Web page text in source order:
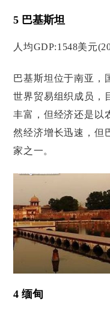
5 巴基斯坦
人均GDP:1548美元
巴基斯坦位于南亚，
世界贸易组织成员，
丰富，但经济还是以
然经济增长迅速，但
家之一。
4 缅甸